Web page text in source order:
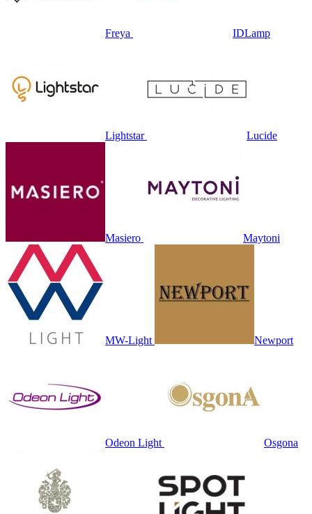
Freya IDLamp
Lightstar Lucide
Masiero Maytoni
MW-Light Newport
Odeon Light Osgona